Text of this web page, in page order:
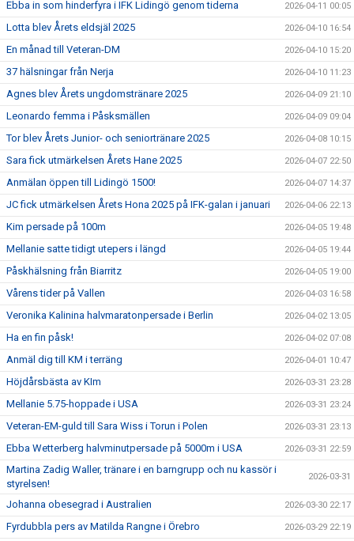
Ebba in som hinderfyra i IFK Lidingö genom tiderna 2026-04-11 00:05
Lotta blev Årets eldsjäl 2025 2026-04-10 16:54
En månad till Veteran-DM 2026-04-10 15:20
37 hälsningar från Nerja 2026-04-10 11:23
Agnes blev Årets ungdomstränare 2025 2026-04-09 21:10
Leonardo femma i Påsksmällen 2026-04-09 09:04
Tor blev Årets Junior- och seniortränare 2025 2026-04-08 10:15
Sara fick utmärkelsen Årets Hane 2025 2026-04-07 22:50
Anmälan öppen till Lidingö 1500! 2026-04-07 14:37
JC fick utmärkelsen Årets Hona 2025 på IFK-galan i januari 2026-04-06 22:13
Kim persade på 100m 2026-04-05 19:48
Mellanie satte tidigt utepers i längd 2026-04-05 19:44
Påskhälsning från Biarritz 2026-04-05 19:00
Vårens tider på Vallen 2026-04-03 16:58
Veronika Kalinina halvmaratonpersade i Berlin 2026-04-02 13:05
Ha en fin påsk! 2026-04-02 07:08
Anmäl dig till KM i terräng 2026-04-01 10:47
Höjdårsbästa av KIm 2026-03-31 23:28
Mellanie 5.75-hoppade i USA 2026-03-31 23:24
Veteran-EM-guld till Sara Wiss i Torun i Polen 2026-03-31 23:13
Ebba Wetterberg halvminutpersade på 5000m i USA 2026-03-31 22:59
Martina Zadig Waller, tränare i en barngrupp och nu kassör i
styrelsen!
2026-03-31
Johanna obesegrad i Australien 2026-03-30 22:17
Fyrdubbla pers av Matilda Rangne i Örebro 2026-03-29 22:19